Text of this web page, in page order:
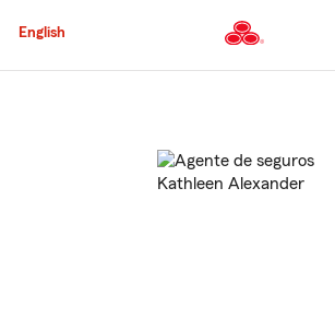
al
principal
English